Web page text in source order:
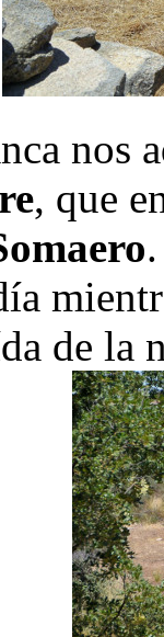
nos
, que
de la